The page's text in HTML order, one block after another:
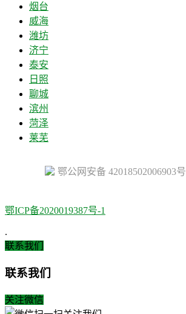
烟台
威海
潍坊
济宁
泰安
日照
聊城
滨州
菏泽
莱芜
鄂公网安备 42018502006903号
鄂ICP备2020019387号-1
.
联系我们
联系我们
关注微信